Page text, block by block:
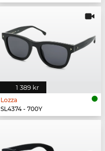
1 389 kr
Lozza
SL4374 - 700Y